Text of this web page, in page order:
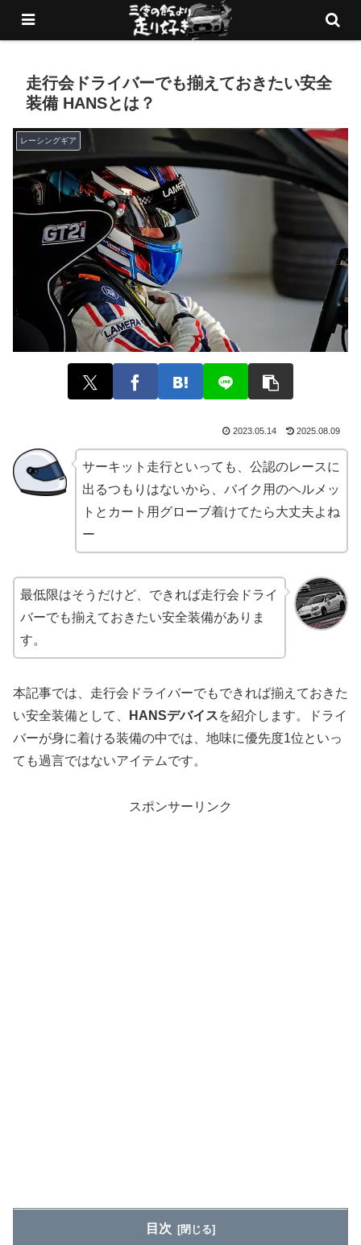
愛車でサーキットを走りまくるブログ
走行会ドライバーでも揃えておきたい安全
装備 HANSとは？
レーシングギア
2023.05.14 2025.08.09
サーキット走行といっても、公認のレースに
出るつもりはないから、バイク用のヘルメッ
トとカート用グローブ着けてたら大丈夫よね
ー
最低限はそうだけど、できれば走行会ドライ
バーでも揃えておきたい安全装備がありま
す。
本記事では、走行会ドライバーでもできれば揃えておきた
い安全装備として、
HANSデバイスを紹介します。ドライ
バーが身に着ける装備の中では、地味に優先度1位といっ
ても過言ではないアイテムです。
スポンサーリンク
目次